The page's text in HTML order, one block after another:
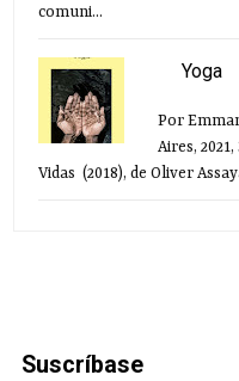
comuni...
Yoga
Por
Aires,
Vidas (2018), de Oliver
Suscríbase